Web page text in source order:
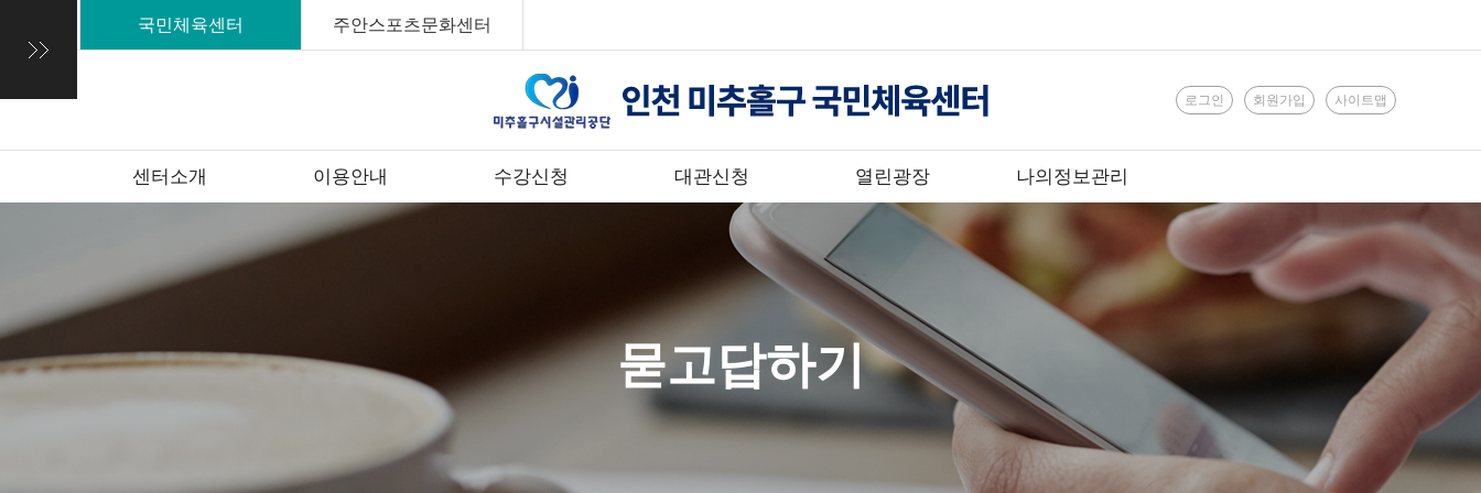
국민체육센터 주안스포츠문화센터
로그인 회원가입 사이트맵
센터소개 이용안내 수강신청 대관신청 열린광장 나의정보관리
묻고답하기